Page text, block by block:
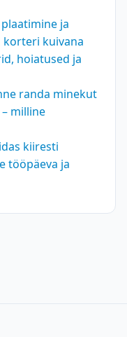
ja
kuivana
hoiatused ja
randa minekut
milline
kiiresti
tööpäeva ja